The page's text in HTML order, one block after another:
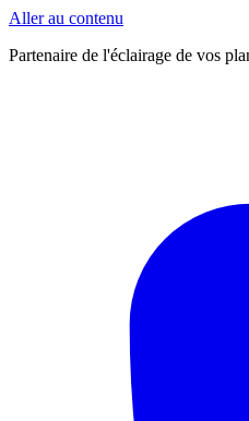
Aller au contenu
Partenaire de l'éclairage de vos